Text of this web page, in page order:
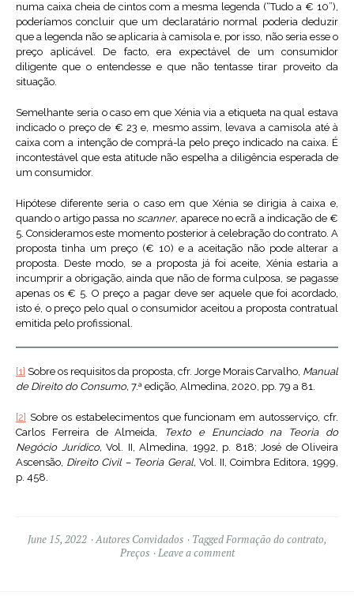
numa caixa cheia de cintos com a mesma legenda (“Tudo a € 10”),
poderíamos concluir que um declaratário normal poderia deduzir
que a legenda não se aplicaria à camisola e, por isso, não seria esse o
preço aplicável. De facto, era expectável de um consumidor
diligente que o entendesse e que não tentasse tirar proveito da
situação.
Semelhante seria o caso em que Xénia via a etiqueta na qual estava
indicado o preço de € 23 e, mesmo assim, levava a camisola até à
caixa com a intenção de comprá-la pelo preço indicado na caixa. É
incontestável que esta atitude não espelha a diligência esperada de
um consumidor.
Hipótese diferente seria o caso em que Xénia se dirigia à caixa e,
quando o artigo passa no scanner, aparece no ecrã a indicação de €
5. Consideramos este momento posterior à celebração do contrato. A
proposta tinha um preço (€ 10) e a aceitação não pode alterar a
proposta. Deste modo, se a proposta já foi aceite, Xénia estaria a
incumprir a obrigação, ainda que não de forma culposa, se pagasse
apenas os € 5. O preço a pagar deve ser aquele que foi acordado,
isto é, o preço pelo qual o consumidor aceitou a proposta contratual
emitida pelo profissional.
[1] Sobre os requisitos da proposta, cfr. Jorge Morais Carvalho, Manual
de Direito do Consumo, 7.ª edição, Almedina, 2020, pp. 79 a 81.
[2] Sobre os estabelecimentos que funcionam em autosserviço, cfr.
Carlos Ferreira de Almeida,
Texto e Enunciado na Teoria do
Negócio Jurídico, Vol. II, Almedina, 1992, p. 818; José de Oliveira
Ascensão, Direito Civil – Teoria Geral, Vol. II, Coimbra Editora, 1999,
p. 458.
June 15, 2022 Autores Convidados TaggedFormação do contrato,
Preços
Leave a comment